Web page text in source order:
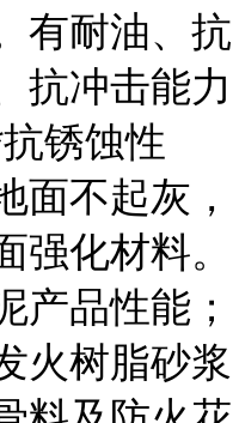
有耐油、抗
抗冲击能力
锈蚀性
面不起灰，
强化材料。
产品性能；
火树脂砂浆